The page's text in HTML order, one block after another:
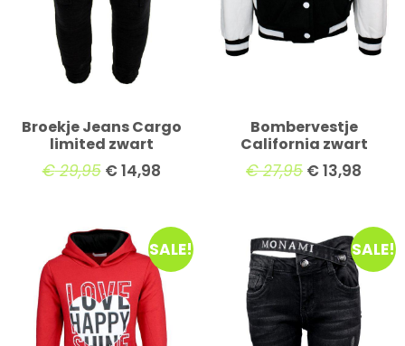
Broekje Jeans Cargo
limited zwart
€29,95 €14,98
Bombervestje
California zwart
€27,95 €13,98
SALE! SALE!